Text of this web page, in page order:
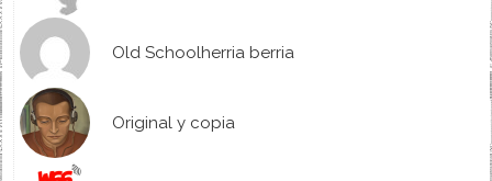
Old Schoolherria berria
Original y copia